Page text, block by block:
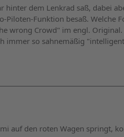
hinter dem Lenkrad saß, dabei
Funktion besaß. Welche
wrong Crowd" im engl.
immer so sahnemäßig
auf den roten Wagen springt,